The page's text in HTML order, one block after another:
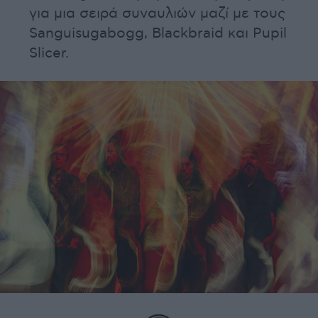
για μια σειρά συναυλιών μαζί με τους
Sanguisugabogg, Blackbraid και Pupil
Slicer.